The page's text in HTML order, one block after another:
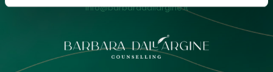
info@barbaradallargine.it